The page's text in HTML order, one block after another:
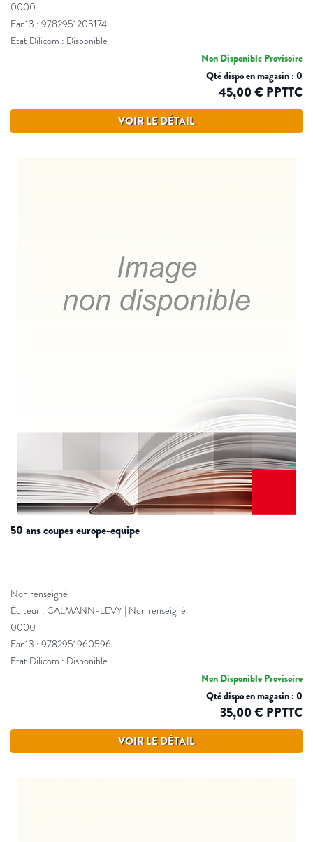
0000
Ean13 : 9782951203174
Etat Dilicom : Disponible
Non Disponible Provisoire
Qté dispo en magasin : 0
45,00 € PPTTC
VOIR LE DÉTAIL
50 ans coupes europe-equipe
Non renseigné
Éditeur : CALMANN-LEVY | Non renseigné
0000
Ean13 : 9782951960596
Etat Dilicom : Disponible
Non Disponible Provisoire
Qté dispo en magasin : 0
35,00 € PPTTC
VOIR LE DÉTAIL